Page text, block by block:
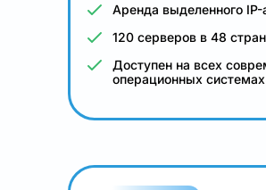
Аренда выделенного IP-
120 серверов в 48
Доступен на всех
операционных системах